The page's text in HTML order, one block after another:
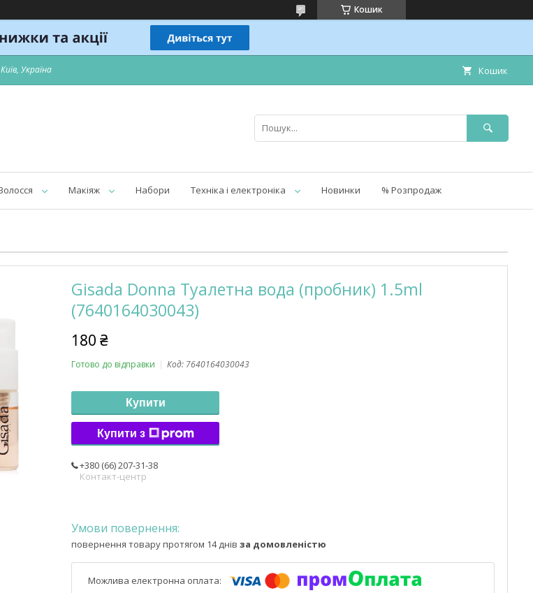
Кошик
Україна Кошик
Макіяж Набори Техніка і електроніка Новинки % Розпродаж
Gisada Donna Туалетна вода (пробник) 1.5ml
(7640164030043)
180 ₴
Готово до відправки Код: 7640164030043
Купити
Купити з
+380 (66) 207-31-38
Контакт-центр
повернення товару протягом 14 днів за домовленістю